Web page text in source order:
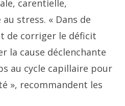
carentielle,
stress. « Dans de
de corriger le déficit
la cause déclenchante
au cycle capillaire pour
», recommandent les